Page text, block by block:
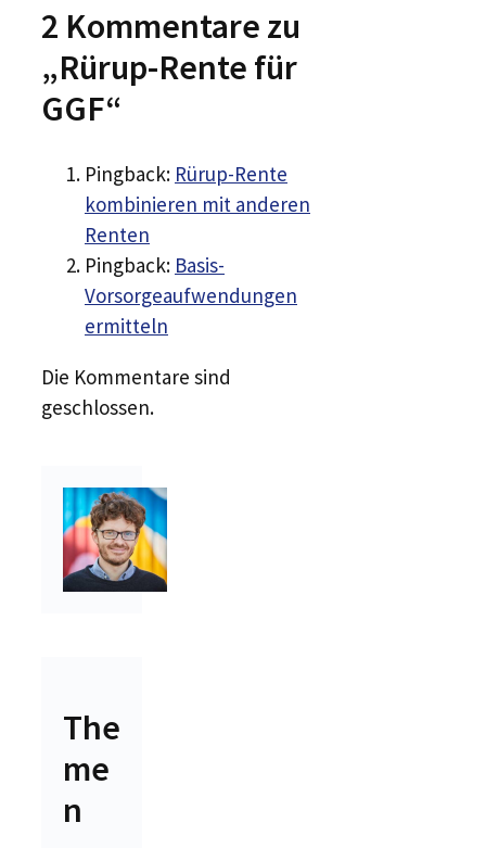
2 Kommentare zu
„Rürup-Rente für
GGF“
Pingback: Rürup-Rente
kombinieren mit anderen
Renten
Pingback: Basis-
Vorsorgeaufwendungen
ermitteln
Die Kommentare sind
geschlossen.
The
me
n